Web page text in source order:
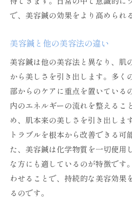
で、美容鍼の効果をより高められ
美容鍼と他の美容法の違い
美容鍼は他の美容法と異なり、肌
から美しさを引き出します。多く
部からのケアに重点を置いている
内のエネルギーの流れを整えるこ
め、肌本来の美しさを引き出しま
トラブルを根本から改善できる可
た、美容鍼は化学物質を一切使用
な方にも適しているのが特徴です
わせることで、持続的な美容効果
るのです。